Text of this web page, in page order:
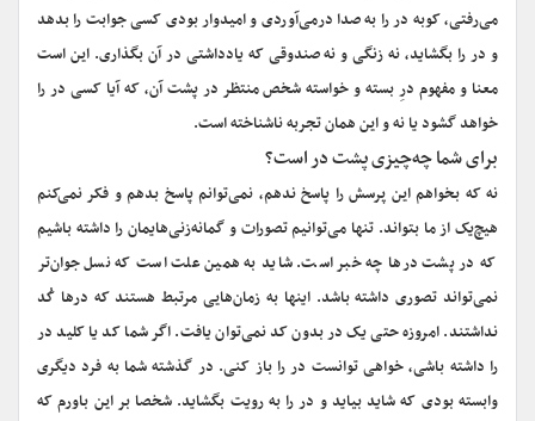
می‌رفتی، کوبه در را به صدا درمی‌آوردی و امیدوار بودی کسی جوابت را بدهد
و در را بگشاید، نه زنگی و نه صندوقی که یادداشتی در آن بگذاری. این است
معنا و مفهوم درِ بسته و خواسته شخص منتظر در پشت آن، که آیا کسی در را
خواهد گشود یا نه و این همان تجربه ناشناخته است.
‌برای شما چه‌چیزی پشت در است؟
نه که بخواهم این پرسش را پاسخ ندهم، نمی‌توانم پاسخ بدهم و فکر نمی‌کنم
هیچ‌یک از ما بتواند. تنها می‌توانیم تصورات و گمانه‌زنی‌هایمان را داشته باشیم
که در پشت در‌ها چه خبر است. شاید به همین علت است که نسل جوان‌تر
نمی‌تواند تصوری داشته باشد. اینها به زمان‌هایی مرتبط هستند که در‌ها کُد
نداشتند. امروزه حتی یک در بدون کد نمی‌توان یافت. اگر شما کد یا کلید در
را داشته باشی، خواهی توانست در را باز کنی. در گذشته شما به فرد دیگری
وابسته بودی که شاید بیاید و در را به رویت بگشاید. شخصا بر این باورم که